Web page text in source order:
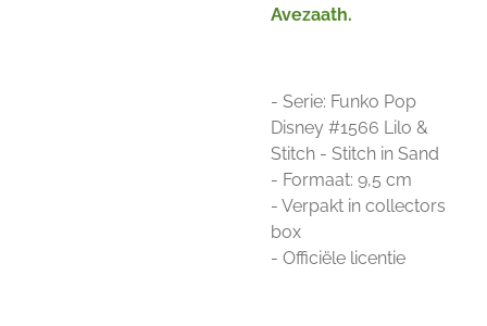
Avezaath.
- Serie: Funko Pop
Disney #1566 Lilo &
Stitch - Stitch in Sand
- Formaat: 9,5 cm
- Verpakt in collectors
box
- Officiële licentie